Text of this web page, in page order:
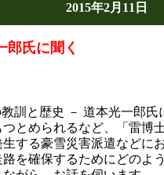
2015年2月11日
郎氏に聞く
訓と歴史 － 道本光一郎氏
とめられるなど、「雷博
する豪雪災害派遣などに
を確保するためにどのよ